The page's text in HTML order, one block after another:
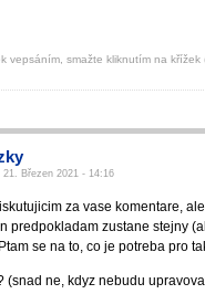
vepsáním, smažte kliknutím na
Březen 2021 - 14:16
za vase komentare,
predpokladam zustane stejny
se na to, co je potreba pro
(snad ne, kdyz nebudu